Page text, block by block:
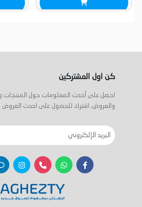
كن اول المشتركين
احصل على أحدث المعلومات حول المنتجات
والعروض. اشترك للحصول على احدث العروض .